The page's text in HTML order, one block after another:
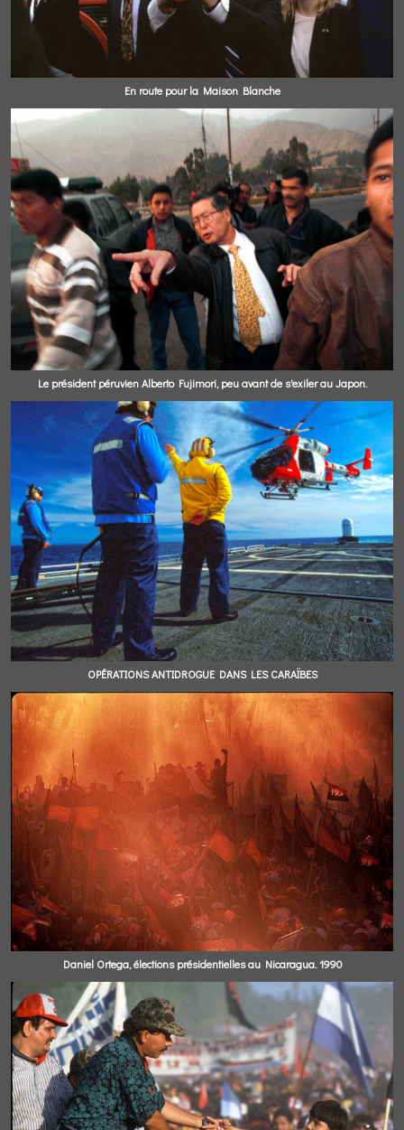
En route pour la Maison Blanche
Le président péruvien Alberto Fujimori, peu avant de s'exiler au Japon.
OPÉRATIONS ANTIDROGUE DANS LES CARAÏBES
Daniel Ortega, élections présidentielles au Nicaragua. 1990